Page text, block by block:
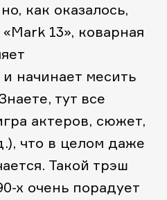
как оказалось,
13», коварная
начинает месить
тут все
актеров, сюжет,
что в целом даже
Такой трэш
х очень порадует